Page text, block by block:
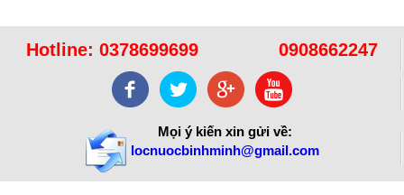
Hotline: 0378699699 0908662247
Mọi ý kiến xin gửi về:
locnuocbinhminh@gmail.com